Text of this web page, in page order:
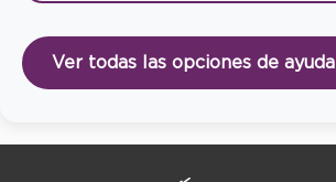
Ver todas las opciones de ayuda